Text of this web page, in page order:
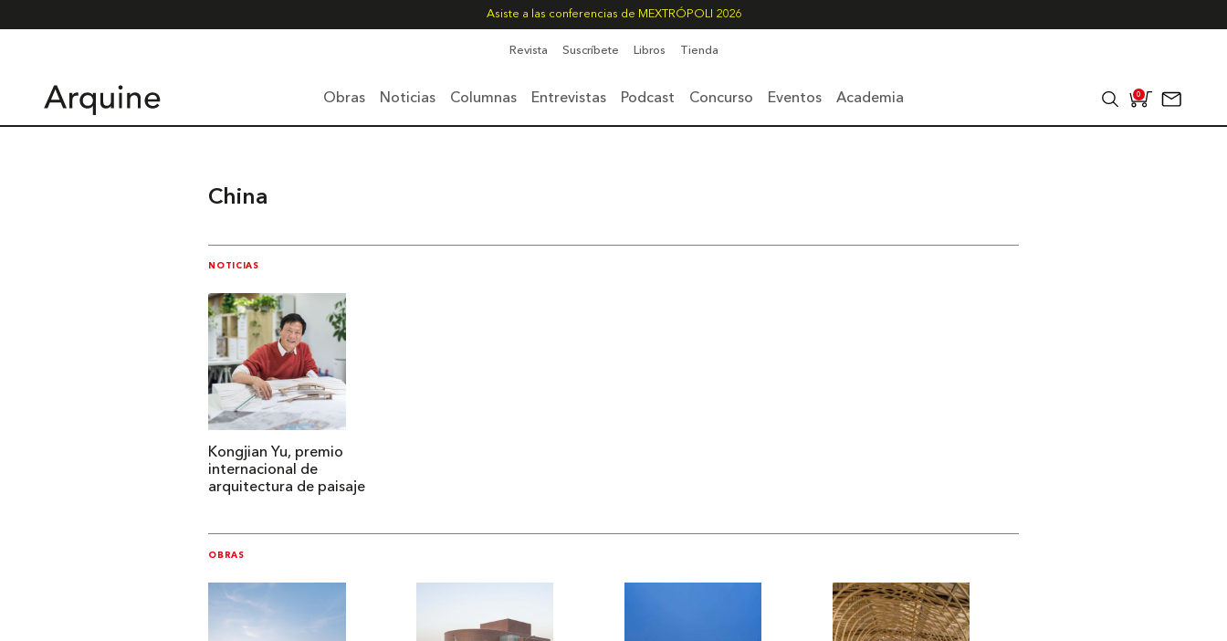
Asiste a las conferencias de MEXTRÓPOLI 2026
Revista Suscríbete Libros Tienda
Obras Noticias Columnas Entrevistas Podcast Concurso Eventos Academia 0
China
NOTICIAS
Kongjian Yu, premio
internacional de
arquitectura de paisaje
OBRAS